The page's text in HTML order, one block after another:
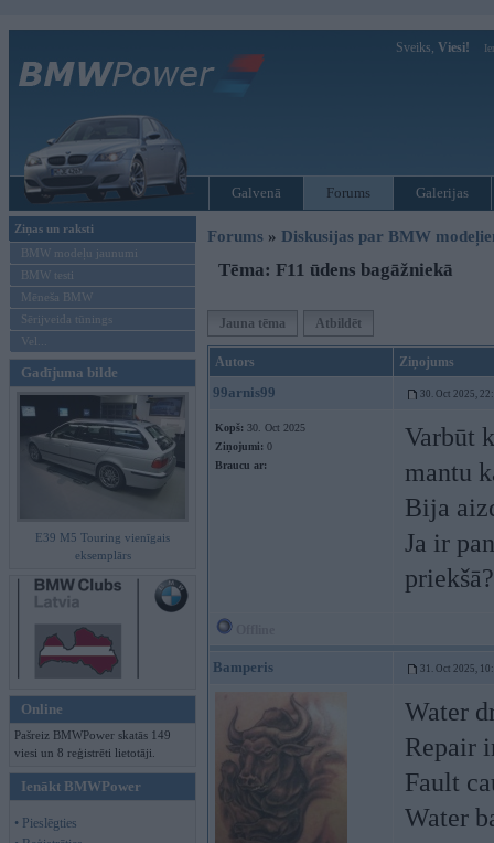
Sveiks, Viesi!
Galvenā Forums Galerijas
Ziņas un raksti
BMW modeļu jaunumi
BMW testi
Mēneša BMW
Sērijveida tūnings
Vel...
Gadījuma bilde
E39 M5 Touring vienīgais
eksemplārs
Online
Pašreiz BMWPower skatās 149
viesi un 8 reģistrēti lietotāji.
Ienākt BMWPower
• Pieslēgties
Forums » Diskusijas par BMW
Tēma: F11 ūdens bagāžniekā
Jauna tēma Atbildēt
Autors Ziņojums
99arnis99 30. Oct 2025,
Kopš: 30. Oct 2025
Ziņojumi: 0
Braucu ar:
Varbūt
mantu
Bija
Ja ir
Bamperis 31. Oct 2025,
Water
Repair
Fault
Water